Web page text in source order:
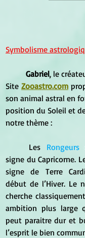
Symbolisme
	Gabriel
, le
Site Zooastro.com
son animal astral en
position du Soleil et
notre thème :
	Les
Rongeurs
signe du Capricorne.
signe de Terre
début de l’Hiver. Le
cherche
ambition plus large
peut paraitre dur et
l’esprit le bien